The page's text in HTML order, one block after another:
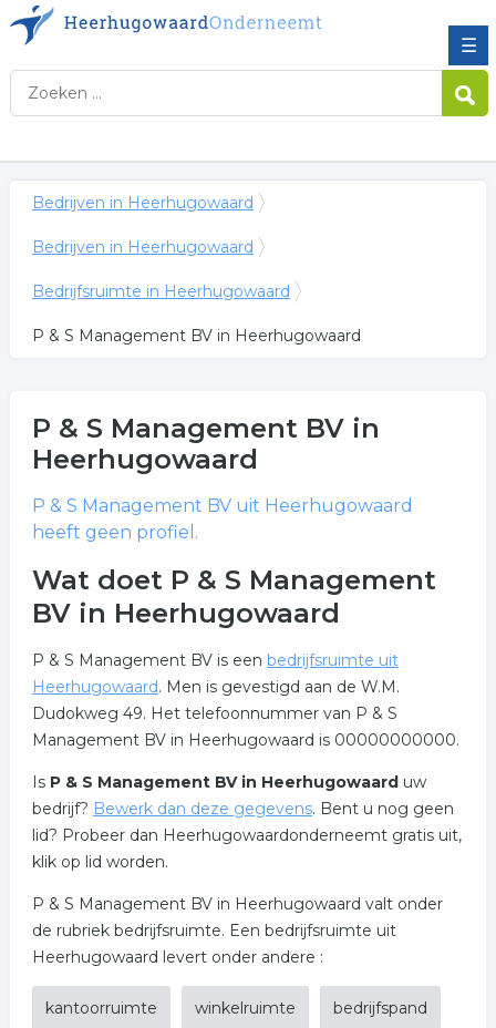
☰
Bedrijven in Heerhugowaard
Bedrijven in Heerhugowaard
Bedrijfsruimte in Heerhugowaard
P & S Management BV in Heerhugowaard
P & S Management BVin
Heerhugowaard
P & S Management BVuit Heerhugowaard
heeft geen profiel.
Wat doet P & S Management
BV in Heerhugowaard
P & S Management BV is een bedrijfsruimte uit
Heerhugowaard. Men is gevestigd aan de W.M.
Dudokweg 49. Het telefoonnummer van P & S
Management BV in Heerhugowaard is 00000000000.
Is P & S Management BV in Heerhugowaarduw
bedrijf? Bewerk dan deze gegevens. Bent u nog geen
lid? Probeer dan Heerhugowaardonderneemt gratis uit,
klik op lid worden.
P & S Management BV in Heerhugowaard valt onder
de rubriek bedrijfsruimte. Een bedrijfsruimte uit
Heerhugowaard levert onder andere :
kantoorruimte winkelruimte bedrijfspand